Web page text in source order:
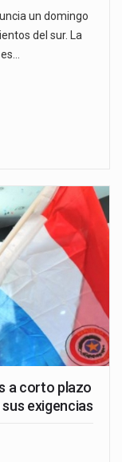
un domingo
del sur. La
a corto plazo
exigencias